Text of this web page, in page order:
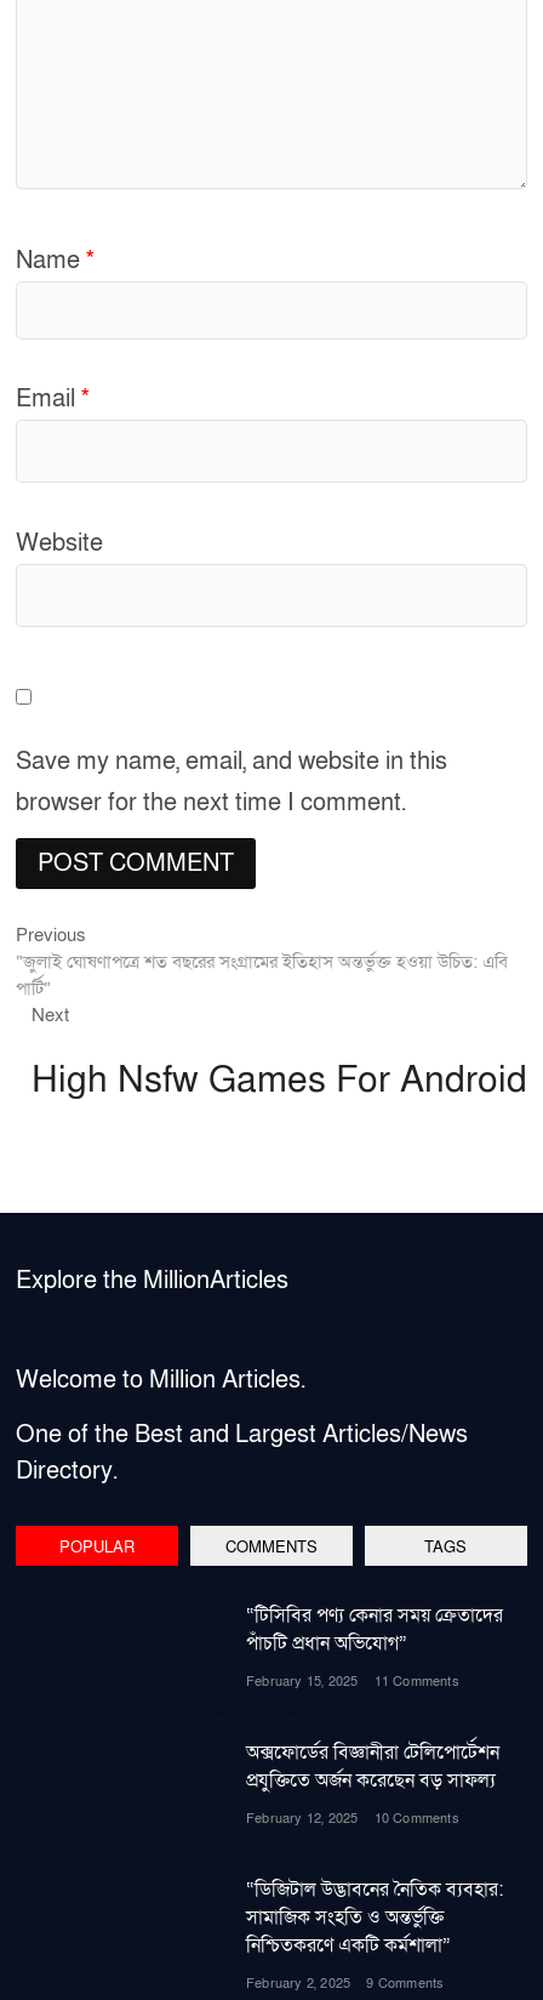
Name*
Email*
Website
Save my name, email, and website in this
browser for the next time I comment.
Post
navigation
Previous
post:
“জুলাই ঘোষণাপত্রে শত বছরের সংগ্রামের ইতিহাস অন্তর্ভুক্ত হওয়া উচিত: এবি
পার্টি”
NextNext
High Nsfw Games For Android
Explore the MillionArticles
Welcome to Million Articles.
One of the Best and Largest Articles/News
Directory.
POPULAR COMMENTS TAGS
“টিসিবির পণ্য কেনার সময় ক্রেতাদের
পাঁচটি প্রধান অভিযোগ”
February 15, 2025 11 Comments
অক্সফোর্ডের বিজ্ঞানীরা টেলিপোর্টেশন
প্রযুক্তিতে অর্জন করেছেন বড় সাফল্য
February 12, 2025 10 Comments
“ডিজিটাল উদ্ভাবনের নৈতিক ব্যবহার:
সামাজিক সংহতি ও অন্তর্ভুক্তি
নিশ্চিতকরণে একটি কর্মশালা”
February 2, 2025 9 Comments